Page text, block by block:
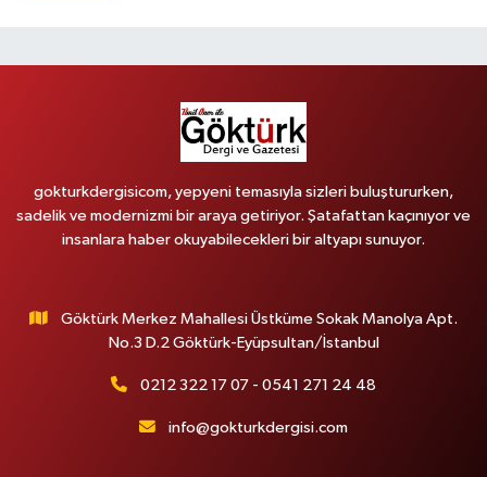
gokturkdergisicom, yepyeni temasıyla sizleri buluştururken,
sadelik ve modernizmi bir araya getiriyor. Şatafattan kaçınıyor ve
insanlara haber okuyabilecekleri bir altyapı sunuyor.
Göktürk Merkez Mahallesi Üstküme Sokak Manolya Apt.
No.3 D.2 Göktürk-Eyüpsultan/İstanbul
0212 322 17 07 - 0541 271 24 48
info@gokturkdergisi.com